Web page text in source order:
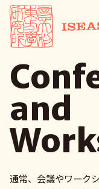
and
通常、会議やワーク